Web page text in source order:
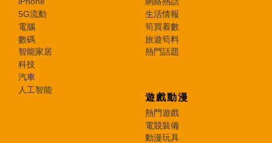
5G流動
電腦
數碼
智能家居
科技
汽車
人工智能
生活情報
筍買着數
旅遊筍料
熱門話題
遊戲動漫
熱門遊戲
電競裝備
動漫玩具